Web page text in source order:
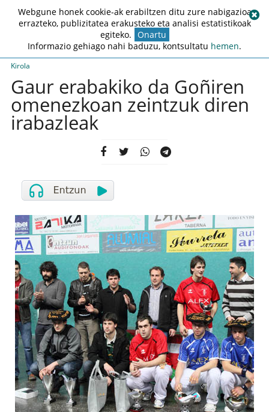
Kirola
Gaur erabakiko da Goñiren
omenezkoan zeintzuk diren
irabazleak
Webgune honek cookie-ak erabiltzen ditu zure nabigazioa
errazteko, publizitatea erakusteko eta analisi estatistikoak
egiteko. Onartu
Informazio gehiago nahi baduzu, kontsultatu hemen.